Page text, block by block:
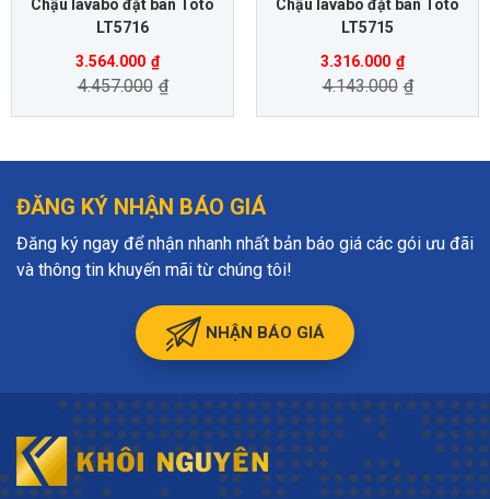
Chậu lavabo đặt bàn Toto
LT5716
3.564.000 ₫
4.457.000 ₫
Chậu lavabo đặt bàn Toto
LT5715
3.316.000 ₫
4.143.000 ₫
ĐĂNG KÝ NHẬN BÁO GIÁ
Đăng ký ngay để nhận nhanh nhất bản báo giá các gói ưu đãi
và thông tin khuyến mãi từ chúng tôi!
NHẬN BÁO GIÁ